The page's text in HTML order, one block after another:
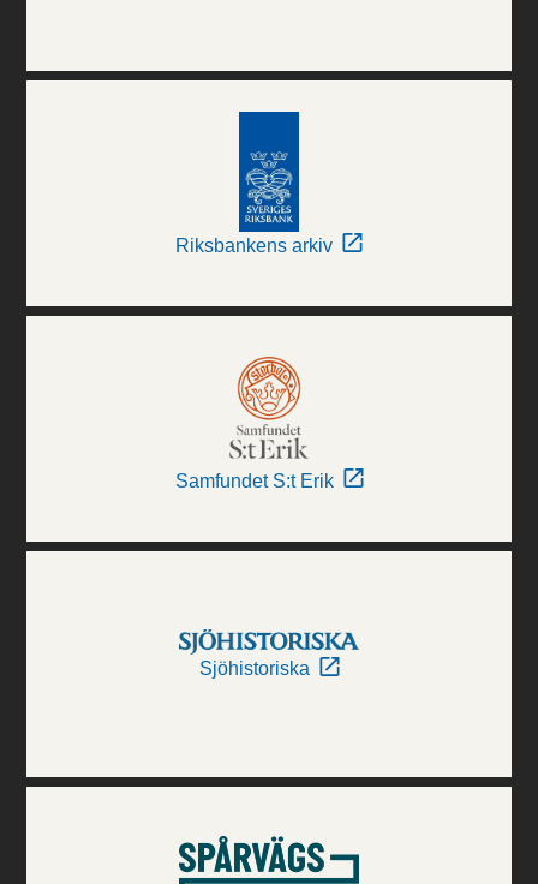
Riksbankens arkiv
Samfundet S:t Erik
Sjöhistoriska